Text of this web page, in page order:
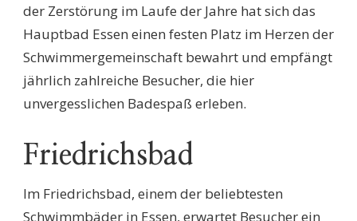
der Zerstörung im Laufe der Jahre hat sich das
Hauptbad Essen einen festen Platz im Herzen der
Schwimmergemeinschaft bewahrt und empfängt
jährlich zahlreiche Besucher, die hier
unvergesslichen Badespaß erleben.
Friedrichsbad
Im Friedrichsbad, einem der beliebtesten
Schwimmbäder in Essen, erwartet Besucher ein